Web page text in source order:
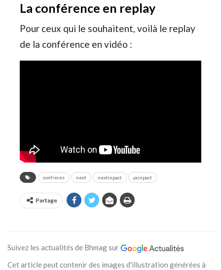
La conférence en replay
Pour ceux qui le souhaitent, voilà le replay
de la conférence en vidéo :
confreres next nextinpact pcinpact
Partage
Suivez les actualités de Bhmag sur
Cet article peut contenir des images d'illustration générées à